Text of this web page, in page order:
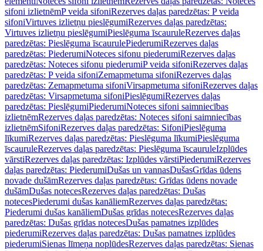
sifoni izlietnēmP veida sifoniRezerves daļas paredzētas: P veida
sifoniVirtuves izlietņu pieslēgumiRezerves daļas paredzētas:
Virtuves izlietņu pieslēgumiPieslēguma īscauruleRezerves daļas
paredzētas: Pieslēguma īscaurulePiederumiRezerves daļas
paredzētas: PiederumiNoteces sifonu piederumiRezerves daļas
paredzētas: Noteces sifonu piederumiP veida sifoniRezerves daļas
paredzētas: P veida sifoniZemapmetuma sifoniRezerves daļas
paredzētas: Zemapmetuma sifoniVirsapmetuma sifoniRezerves daļas
paredzētas: Virsapmetuma sifoniPieslēgumiRezerves daļas
paredzētas: PieslēgumiPiederumiNoteces sifoni saimniecības
izlietnēmRezerves daļas paredzētas: Noteces sifoni saimniecības
izlietnēmSifoniRezerves daļas paredzētas: SifoniPieslēguma
līkumiRezerves daļas paredzētas: Pieslēguma līkumiPieslēguma
īscauruleRezerves daļas paredzētas: Pieslēguma īscauruleIzplūdes
vārstiRezerves daļas paredzētas: Izplūdes vārstiPiederumiRezerves
daļas paredzētas: PiederumiDušas un vannasDušasGrīdas ūdens
novade dušāmRezerves daļas paredzētas: Grīdas ūdens novade
dušāmDušas notecesRezerves daļas paredzētas: Dušas
notecesPiederumi dušas kanāliemRezerves daļas paredzētas:
Piederumi dušas kanāliemDušas grīdas notecesRezerves daļas
paredzētas: Dušas grīdas notecesDušas pamatnes izplūdes
piederumiRezerves daļas paredzētas: Dušas pamatnes izplūdes
piederumiSienas līmeņa noplūdesRezerves daļas paredzētas: Sienas